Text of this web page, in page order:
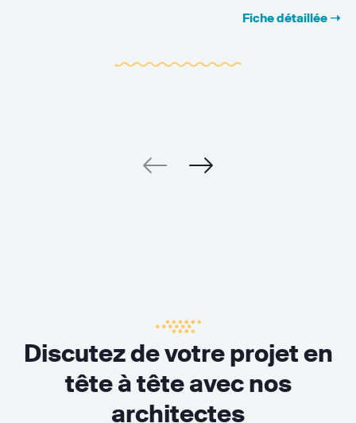
Fiche détaillée ➝
Discutez de votre projet en
tête à tête avec nos
architectes